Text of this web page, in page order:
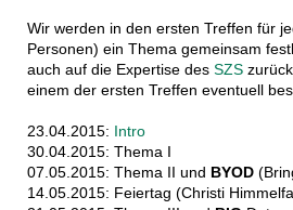
Wir werden in den ersten Treffen für
Personen) ein Thema gemeinsam
auch auf die Expertise des SZS
einem der ersten Treffen eventuell
23.04.2015: Intro
30.04.2015: Thema I
07.05.2015: Thema II und BYOD
14.05.2015: Feiertag (Christi